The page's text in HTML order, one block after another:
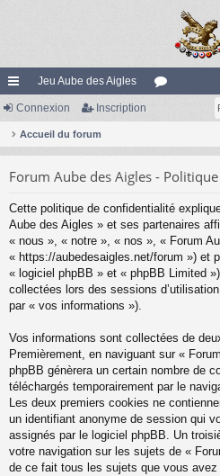
ac
co
s
Jeu Aube des Aigles
Connexion Inscription
Accueil du forum
Forum Aube des Aigles -
Cette politique de confidentialité
Aube des Aigles » et ses partenaires
« nous », « notre », « nos », « Forum
« https://aubedesaigles.net/forum ») et
« logiciel phpBB » et « phpBB Limited
collectées lors des sessions
par « vos informations »).
Vos informations sont collectées de
Premièrement, en naviguant sur «
phpBB génèrera un certain nombre de
téléchargés temporairement par le
Les deux premiers cookies ne
un identifiant anonyme de session qui
assignés par le logiciel phpBB. Un
votre navigation sur les sujets de «
de ce fait tous les sujets que vous